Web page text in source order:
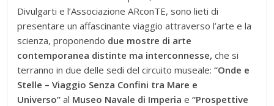
Divulgarti e l’Associazione ARconTE, sono lieti di
presentare un affascinante viaggio attraverso l’arte e la
scienza, proponendo due mostre di arte
contemporanea distinte ma interconnesse, che si
terranno in due delle sedi del circuito museale:“Onde e
Stelle – Viaggio Senza Confini tra Mare e
Universo”al Museo Navale di Imperia e“Prospettive